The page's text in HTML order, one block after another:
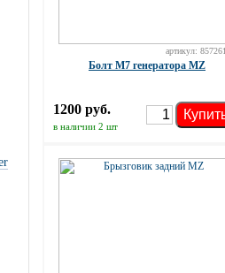
артикул:
Болт М7 генератора MZ
1200 руб.
в наличии 2 шт